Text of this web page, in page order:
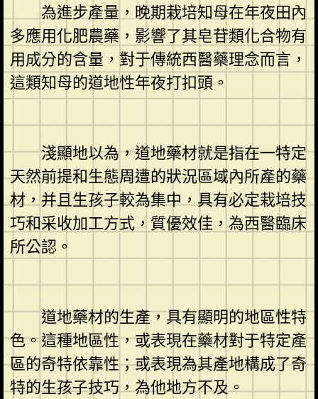
為進步產量，晚期栽培知母在年夜田內
多應用化肥農藥，影響了其皂苷類化合物有
用成分的含量，對于傳統西醫藥理念而言，
這類知母的道地性年夜打扣頭。
淺顯地以為，道地藥材就是指在一特定
天然前提和生態周遭的狀況區域內所產的藥
材，并且生孩子較為集中，具有必定栽培技
巧和采收加工方式，質優效佳，為西醫臨床
所公認。
道地藥材的生產，具有顯明的地區性特
色。這種地區性，或表現在藥材對于特定產
區的奇特依靠性；或表現為其產地構成了奇
特的生孩子技巧，為他地方不及。